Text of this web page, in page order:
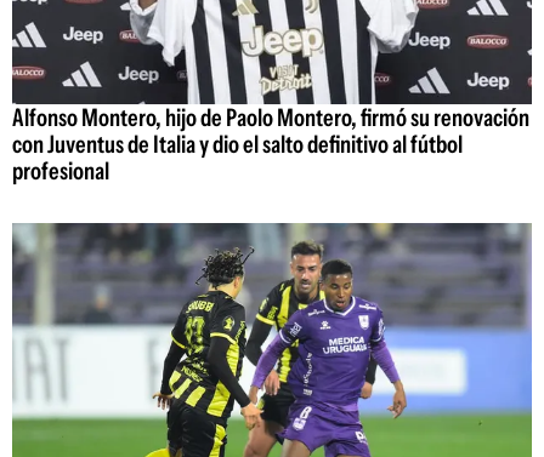
Alfonso Montero, hijo de Paolo Montero, firmó su renovación
con Juventus de Italia y dio el salto definitivo al fútbol
profesional